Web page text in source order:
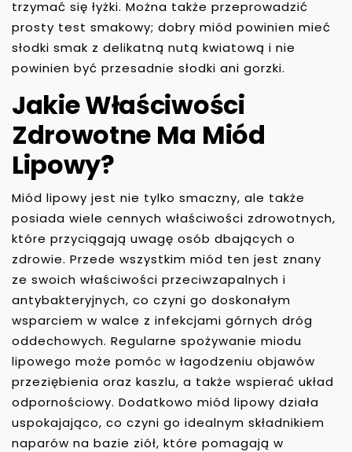
trzymać się łyżki. Można także przeprowadzić
prosty test smakowy; dobry miód powinien mieć
słodki smak z delikatną nutą kwiatową i nie
powinien być przesadnie słodki ani gorzki.
Jakie Właściwości
Zdrowotne Ma Miód
Lipowy?
Miód lipowy jest nie tylko smaczny, ale także
posiada wiele cennych właściwości zdrowotnych,
które przyciągają uwagę osób dbających o
zdrowie. Przede wszystkim miód ten jest znany
ze swoich właściwości przeciwzapalnych i
antybakteryjnych, co czyni go doskonałym
wsparciem w walce z infekcjami górnych dróg
oddechowych. Regularne spożywanie miodu
lipowego może pomóc w łagodzeniu objawów
przeziębienia oraz kaszlu, a także wspierać układ
odpornościowy. Dodatkowo miód lipowy działa
uspokajająco, co czyni go idealnym składnikiem
naparów na bazie ziół, które pomagają w